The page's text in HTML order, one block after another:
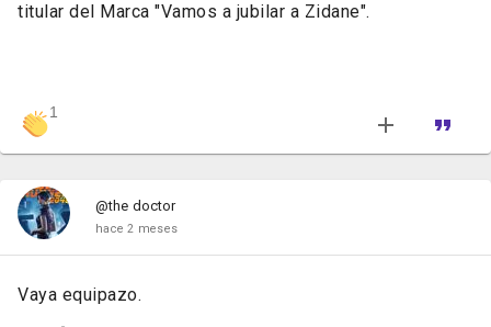
titular del Marca "Vamos a jubilar a Zidane".
1
@the doctor
hace 2 meses
Vaya equipazo.